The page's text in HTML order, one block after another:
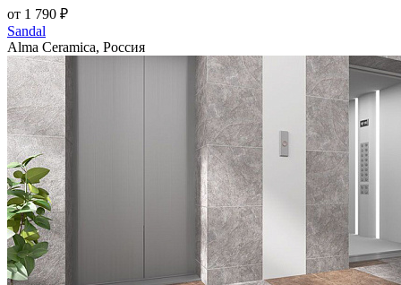
от 1 790 ₽
Sandal
Alma Ceramica, Россия